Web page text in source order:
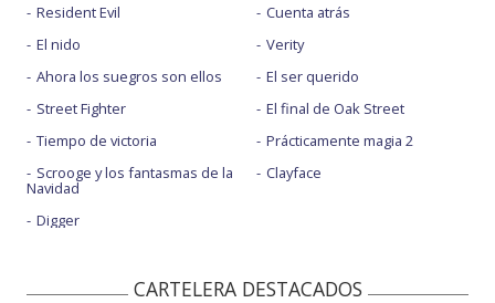
Resident Evil
El nido
Ahora los suegros son ellos
Street Fighter
Tiempo de victoria
Scrooge y los fantasmas de la
Navidad
Digger
Cuenta atrás
Verity
El ser querido
El final de Oak Street
Prácticamente magia 2
Clayface
CARTELERA DESTACADOS